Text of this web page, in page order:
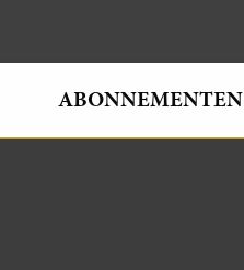
ABONNEMENTEN